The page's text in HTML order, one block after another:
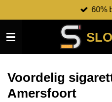
direct
naar
60%
Voordelig
Amersfoort